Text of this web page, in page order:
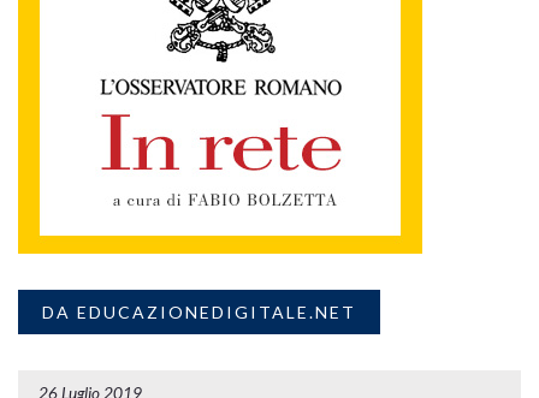
DA EDUCAZIONEDIGITALE.NET
26 Luglio 2019